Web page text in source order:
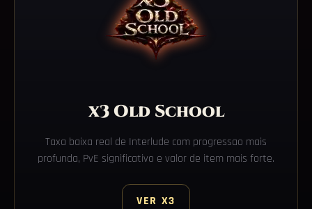
x3 Old School
Taxa baixa real de Interlude com progressao mais
profunda, PvE significativo e valor de item mais forte.
VER X3